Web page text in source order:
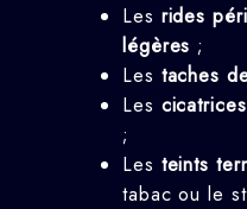
Les rides
légères ;
Les taches
Les
;
Les teints
tabac ou le